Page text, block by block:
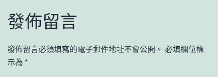
發佈留言
發佈留言必須填寫的電子郵件地址不會公開。 必填欄位標
示為 *